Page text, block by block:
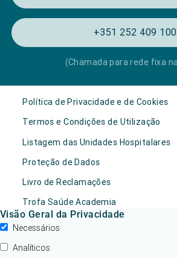
+351 252 409 100
(Chamada para rede fixa
Política de Privacidade e de Cookies
Termos e Condições de Utilização
Listagem das Unidades Hospitalares
Proteção de Dados
Livro de Reclamações
Trofa Saúde Academia
Visão Geral da Privacidade
Necessários
Analíticos